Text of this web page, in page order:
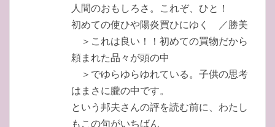
人間のおもしろさ。これぞ、ひと！
初めての使ひや陽炎買ひにゆく ／勝美
＞これは良い！！初めての買物だから
頼まれた品々が頭の中
＞でゆらゆらゆれている。子供の思考
はまさに朧の中です。
という邦夫さんの評を読む前に、わたし
もこの句がいちばん